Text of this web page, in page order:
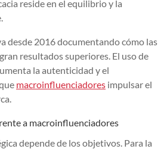
reside en el equilibrio y la
desde 2016 documentando cómo las
resultados superiores. El uso de
la autenticidad y el
macroinfluenciadores impulsar el
a macroinfluenciadores
depende de los objetivos. Para la